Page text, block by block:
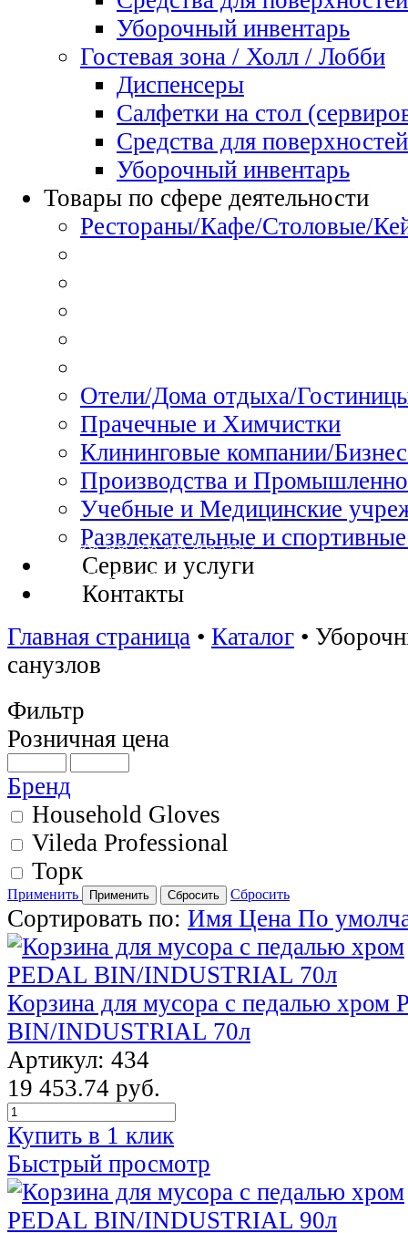
Уборочный инвентарь
Гостевая зона / Холл / Лобби
Диспенсеры
Салфетки на стол
Средства для поверхностей
Уборочный инвентарь
Товары по сфере деятельности
Рестораны/Кафе/Столовые/
Отели/Дома отдыха/
Прачечные и Химчистки
Клининговые компании/
Производства и
Учебные и Медицинские
Развлекательные и
Сервис и услуги
Контакты
Главная страница • Каталог •
санузлов
Фильтр
Розничная цена
Бренд
Household Gloves
Vileda Professional
Торк
Применить Сбросить
Сортировать по: Имя Цена По
Корзина для мусора с педалью хром
BIN/INDUSTRIAL 70л
Артикул: 434
19 453.74 руб.
Купить в 1 клик
Быстрый просмотр